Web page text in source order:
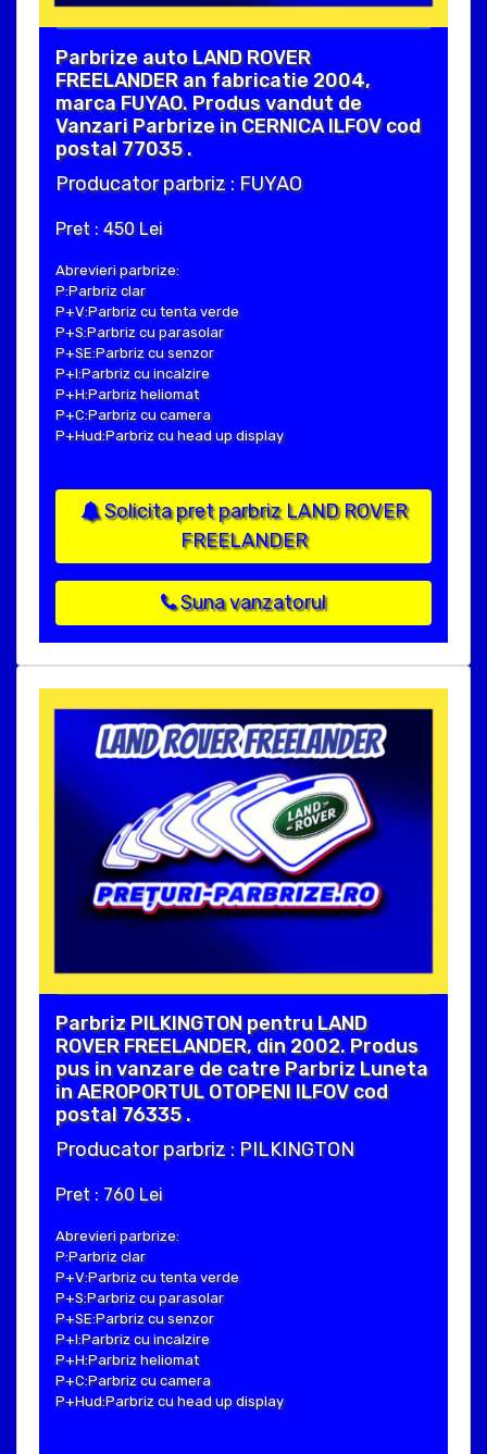
Parbrize auto LAND ROVER
FREELANDER an fabricatie 2004,
marca FUYAO. Produs vandut de
Vanzari Parbrize in CERNICA ILFOV cod
postal 77035 .
Producator parbriz : FUYAO
Pret : 450 Lei
Abrevieri parbrize:
P:Parbriz clar
P+V:Parbriz cu tenta verde
P+S:Parbriz cu parasolar
P+SE:Parbriz cu senzor
P+I:Parbriz cu incalzire
P+H:Parbriz heliomat
P+C:Parbriz cu camera
P+Hud:Parbriz cu head up display
Solicita pret parbriz LAND ROVER
FREELANDER
Suna vanzatorul
Parbriz PILKINGTON pentru LAND
ROVER FREELANDER, din 2002. Produs
pus in vanzare de catre Parbriz Luneta
in AEROPORTUL OTOPENI ILFOV cod
postal 76335 .
Producator parbriz : PILKINGTON
Pret : 760 Lei
Abrevieri parbrize:
P:Parbriz clar
P+V:Parbriz cu tenta verde
P+S:Parbriz cu parasolar
P+SE:Parbriz cu senzor
P+I:Parbriz cu incalzire
P+H:Parbriz heliomat
P+C:Parbriz cu camera
P+Hud:Parbriz cu head up display